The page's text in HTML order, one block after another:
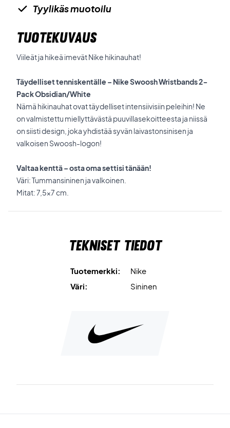
Tyylikäs muotoilu
TUOTEKUVAUS
Viileät ja hikeä imevät Nike hikinauhat!
Täydelliset tenniskentälle – Nike Swoosh Wristbands 2-
Pack Obsidian/White
Nämä hikinauhat ovat täydelliset intensiivisiin peleihin! Ne
on valmistettu miellyttävästä puuvillasekoitteesta ja niissä
on siisti design, joka yhdistää syvän laivastonsinisen ja
valkoisen Swoosh-logon!
Valtaa kenttä – osta oma settisi tänään!
Väri: Tummansininen ja valkoinen.
Mitat: 7,5x7 cm.
Tekniset tiedot
Tuotemerkki:
Nike
Väri:
Sininen